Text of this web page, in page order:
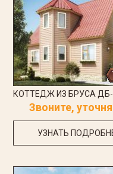
КОТТЕДЖ ИЗ БРУСА
Звоните,
УЗНАТЬ